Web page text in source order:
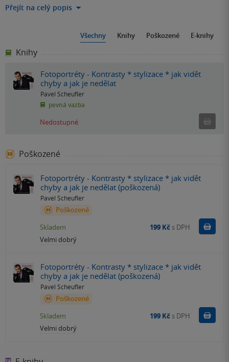
Přejít na celý popis
Všechny Knihy Poškozené E-knihy
Knihy
Fotoportréty - Kontrasty * stylizace * jak vidět
chyby a jak je nedělat
Pavel Scheufler
pevná vazba
Nedostupné
Poškozené
Fotoportréty - Kontrasty * stylizace * jak vidět
chyby a jak je nedělat (poškozená)
Pavel Scheufler
Poškozené
Velmi dobrý
Skladem 199 Kč s DPH
Fotoportréty - Kontrasty * stylizace * jak vidět
chyby a jak je nedělat (poškozená)
Pavel Scheufler
Poškozené
Velmi dobrý
Skladem 199 Kč s DPH